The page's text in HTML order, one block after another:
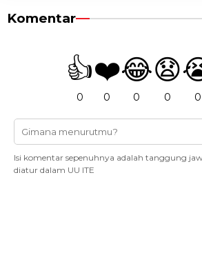
Komentar
👍
0
❤️
0
😂
0
😧
0 0
Isi komentar sepenuhnya adalah tanggung
diatur dalam UU ITE